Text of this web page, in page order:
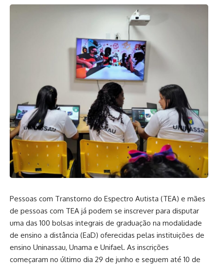
Pessoas com Transtorno do Espectro Autista (TEA) e mães
de pessoas com TEA já podem se inscrever para disputar
uma das 100 bolsas integrais de graduação na modalidade
de ensino a distância (EaD) oferecidas pelas instituições de
ensino Uninassau, Unama e Unifael. As inscrições
começaram no último dia 29 de junho e seguem até 10 de